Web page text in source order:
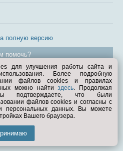
полную версию
помочь?
1998—2026
для улучшения работы сайта и
Более подробную
файлов cookies и правилах
можно найтиздесь. Продолжая
подтверждаете, что были
файлов cookies и согласны с
персональных данных. Вы можете
Вашего браузера.